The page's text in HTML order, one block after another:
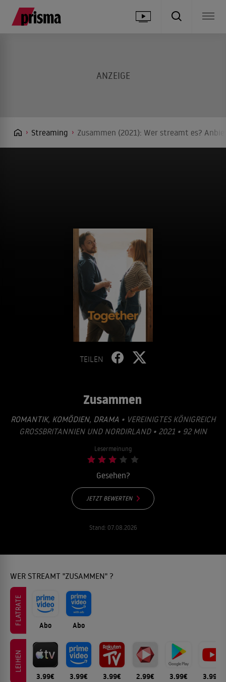
Streaming Zusammen (2021): Wer streamt es?
TEILEN
Zusammen
ROMANTIK, KOMÖDIEN, DRAMA • VEREINIGTES KÖNIGREICH
GROSSBRITANNIEN UND NORDIRLAND • 2021 • 92 MIN
Lesermeinung
Gesehen?
JETZT BEWERTEN
Stand: 07.08.2026
WER STREAMT "ZUSAMMEN" ?
FLATRATE Abo Abo
LEIHEN
3.99€ 3.99€ 3.99€ 2.99€ 3.99€ 3.99€